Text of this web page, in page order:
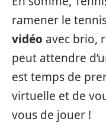
ramener le
vidéo avec brio,
peut attendre
est temps de
virtuelle et de
vous de jouer !